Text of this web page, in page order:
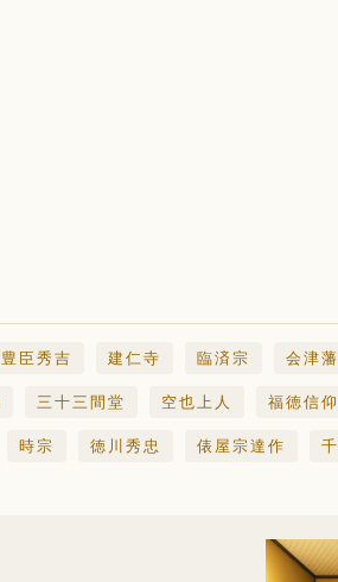
豊臣秀吉 建仁寺 臨済宗 会津藩
三十三間堂 空也上人 福徳信仰
時宗 徳川秀忠 俵屋宗達作